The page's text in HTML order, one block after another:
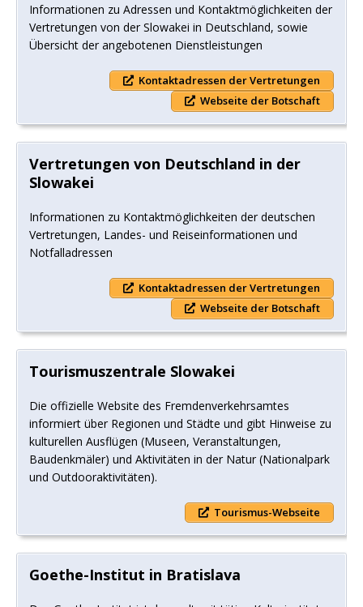
Informationen zu Adressen und Kontaktmöglichkeiten der
Vertretungen von der Slowakei in Deutschland, sowie
Übersicht der angebotenen Dienstleistungen
Kontaktadressen der Vertretungen
Webseite der Botschaft
Vertretungen von Deutschland in der
Slowakei
Informationen zu Kontaktmöglichkeiten der deutschen
Vertretungen, Landes- und Reiseinformationen und
Notfalladressen
Kontaktadressen der Vertretungen
Webseite der Botschaft
Tourismuszentrale Slowakei
Die offizielle Website des Fremdenverkehrsamtes
informiert über Regionen und Städte und gibt Hinweise zu
kulturellen Ausflügen (Museen, Veranstaltungen,
Baudenkmäler) und Aktivitäten in der Natur (Nationalpark
und Outdooraktivitäten).
Tourismus-Webseite
Goethe-Institut in Bratislava